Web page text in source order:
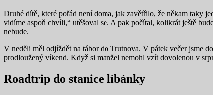
Druhé dítě, které pořád není doma, jak zavětřilo, že někam taky
vidíme aspoň chvíli,“ utěšoval se. A pak počítal, kolikrát ještě
nebude.
V neděli měl odjíždět na tábor do Trutnova. V pátek večer jsme
prodloužený víkend. Když si manžel nemohl vzít dovolenou v
Roadtrip do stanice líbánky